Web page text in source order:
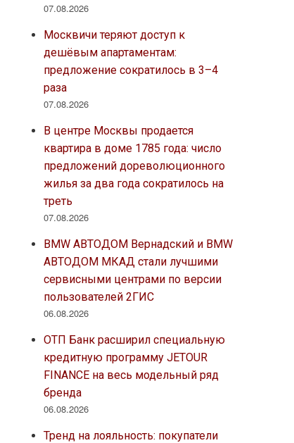
07.08.2026
Москвичи теряют доступ к
дешёвым апартаментам:
предложение сократилось в 3–4
раза
07.08.2026
В центре Москвы продается
квартира в доме 1785 года: число
предложений дореволюционного
жилья за два года сократилось на
треть
07.08.2026
BMW АВТОДОМ Вернадский и BMW
АВТОДОМ МКАД стали лучшими
сервисными центрами по версии
пользователей 2ГИС
06.08.2026
ОТП Банк расширил специальную
кредитную программу JETOUR
FINANCE на весь модельный ряд
бренда
06.08.2026
Тренд на лояльность: покупатели